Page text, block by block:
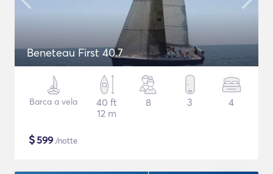
Beneteau First 40.7
Barca a vela
40 ft
12 m
8 3 4
$599 /notte